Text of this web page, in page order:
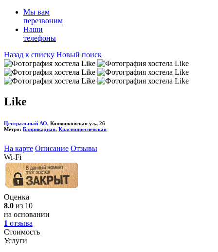
Мы вам
перезвоним
Наши
телефоны
Назад к списку Новый поиск
Like
Центральный АО, Конюшковская ул., 26
Метро: Баррикадная, Краснопресненская
На карте Описание Отзывы
Wi-Fi
Оценка
8.0 из 10
на основании
1 отзыва
Стоимость
Услуги